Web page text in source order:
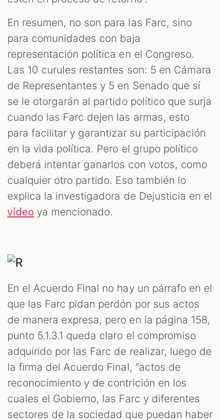
En resumen, no son para las Farc, sino
para comunidades con baja
representación política en el Congreso.
Las 10 curules restantes son: 5 en Cámara
de Representantes y 5 en Senado que sí
se le otorgarán al partido político que surja
cuando las Farc dejen las armas, esto
para facilitar y garantizar su participación
en la vida política. Pero el grupo político
deberá intentar ganarlos con votos, como
cualquier otro partido. Eso también lo
explica la investigadora de Dejusticia en el
video ya mencionado.
En el Acuerdo Final no hay un párrafo en el
que las Farc pidan perdón por sus actos
de manera expresa, pero en la página 158,
punto 5.1.3.1 queda claro el compromiso
adquirido por las Farc de realizar, luego de
la firma del Acuerdo Final, “actos de
reconocimiento y de contrición en los
cuales el Gobierno, las Farc y diferentes
sectores de la sociedad que puedan haber